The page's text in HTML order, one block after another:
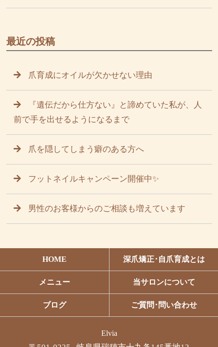
最近の投稿
爪育成にオイルが欠かせない理由
『遺伝だから仕方ない』と諦めていた私が、人
前で手を出せるようになるまで
爪を隠してしまう癖のある方へ
フットネイルキャンペーン開催中✨
男性のお客様からのご相談も増えています
HOME 深爪矯正･自爪育成とは
メニュー 当サロンについて
ブログ ご質問･問い合わせ
Elvia